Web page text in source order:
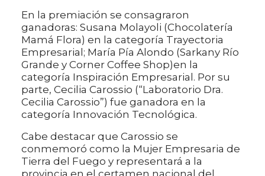
En la premiación se consagraron
ganadoras: Susana Molayoli (Chocolatería
Mamá Flora) en la categoría Trayectoria
Empresarial; María Pía Alondo (Sarkany Río
Grande y Corner Coffee Shop)en la
categoría Inspiración Empresarial. Por su
parte, Cecilia Carossio (“Laboratorio Dra.
Cecilia Carossio”) fue ganadora en la
categoría Innovación Tecnológica.
Cabe destacar que Carossio se
conmemoró como la Mujer Empresaria de
Tierra del Fuego y representará a la